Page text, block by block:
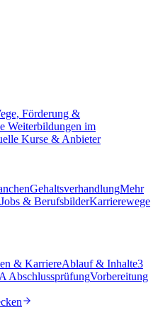
Förderung &
Weiterbildungen im
Kurse & Anbieter
GehaltsverhandlungMehr
& BerufsbilderKarrierewege
& KarriereAblauf & Inhalte3
AbschlussprüfungVorbereitung